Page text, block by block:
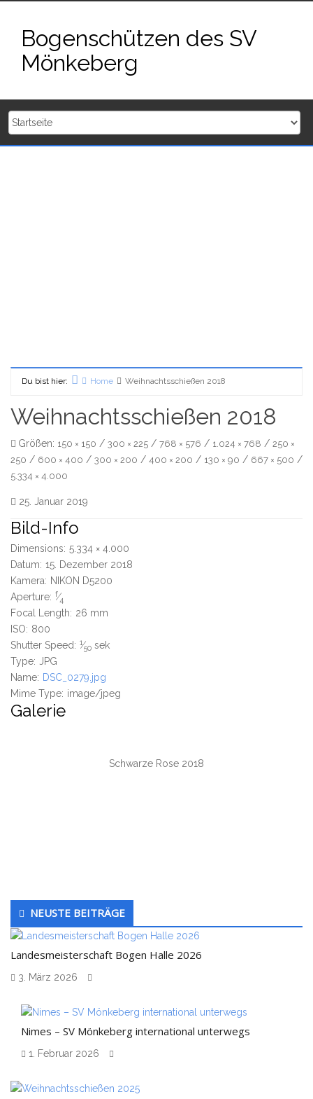
springenBogenschützen des SV
Mönkeberg
Du bist hier: Home Weihnachtsschießen 2018
Weihnachtsschießen 2018
Größen: 150 × 150 / 300 × 225 / 768 × 576 / 1.024 × 768 / 250 ×
250 / 600 × 400 / 300 × 200 / 400 × 200 / 130 × 90 / 667 × 500 /
5.334 × 4.000
25. Januar 2019
Bild-Info
Dimensions: 5.334 × 4.000
Datum: 15. Dezember 2018
Kamera: NIKON D5200
Aperture: f⁄4
Focal Length: 26 mm
ISO: 800
Shutter Speed: 1⁄50 sek
Type:
JPG
Name: DSC_0279.jpg
Mime Type: image/jpeg
Galerie
Schwarze Rose 2018
Untergeordnet
Seitenleiste
NEUSTE BEITRÄGE
Landesmeisterschaft Bogen Halle 2026
3. März 2026
Nimes – SV Mönkeberg international unterwegs
1. Februar 2026